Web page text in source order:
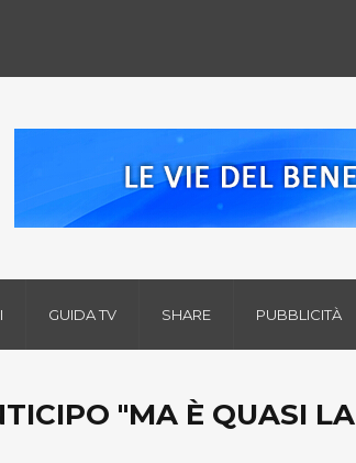
GUIDA TV SHARE PUBBLICITÀ
"MA È QUASI LA